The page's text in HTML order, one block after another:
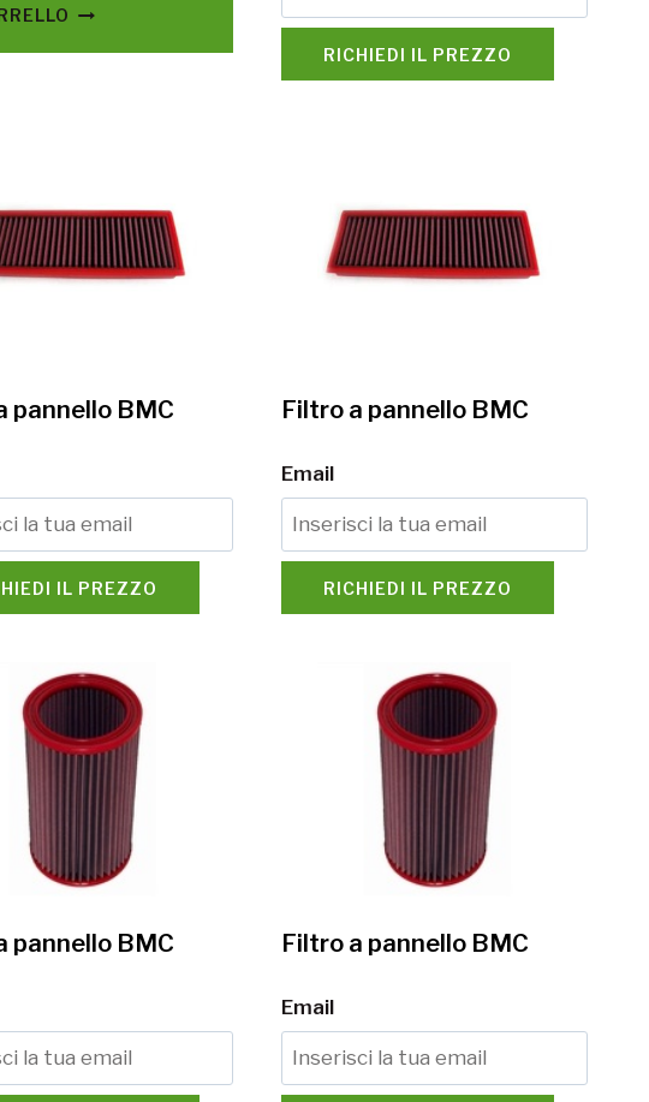
RICHIEDI IL PREZZO
pannello BMC
IL PREZZO
Filtro a pannello BMC
Email
RICHIEDI IL PREZZO
pannello BMC Filtro a pannello BMC
Email